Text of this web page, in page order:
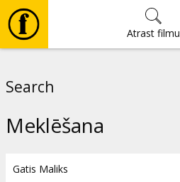
Atrast filmu
Search
Meklēšana